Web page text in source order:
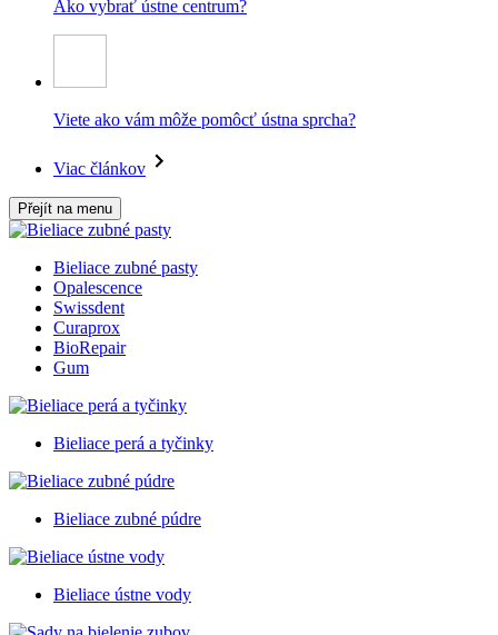
Ako vybrať ústne centrum?
Viete ako vám môže pomôcť ústna sprcha?
Viac článkov
Přejít na menu
Bieliace zubné pasty
Opalescence
Swissdent
Curaprox
BioRepair
Gum
Bieliace perá a tyčinky
Bieliace zubné púdre
Bieliace ústne vody